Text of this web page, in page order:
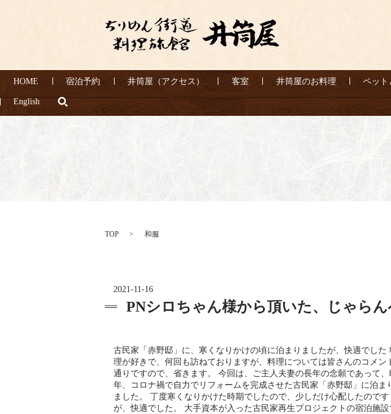
HOME 宿泊予約 井筒屋（アクセス） 客室 井筒屋のお料理 ペット
English
TOP 和服
2021-11-16
PNシロちゃん様から頂いた、じゃらん
古民家「赤野邸」に、寒くなりかけの頃に泊まりましたが、快適でした
理が好きで、何回も訪ねておりますが、料理については皆さんのコメン
通りですので、省きます。 今回は、ご主人夫妻の長年の念願であって、
年、コロナ禍で自力でリフォームを完成させた古民家「赤野邸」に泊ま
ました。 丁度寒くなりかけた時期でしたので、少しだけ心配したのです
が、快適でした。 大手資本が入った古民家再生プロジェクトの宿泊施設